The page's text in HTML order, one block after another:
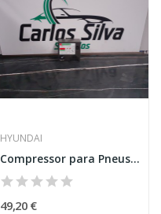
HYUNDAI
Compressor para Pneus – HYUNDAI i20 (BC3/BI3)
49,20 €